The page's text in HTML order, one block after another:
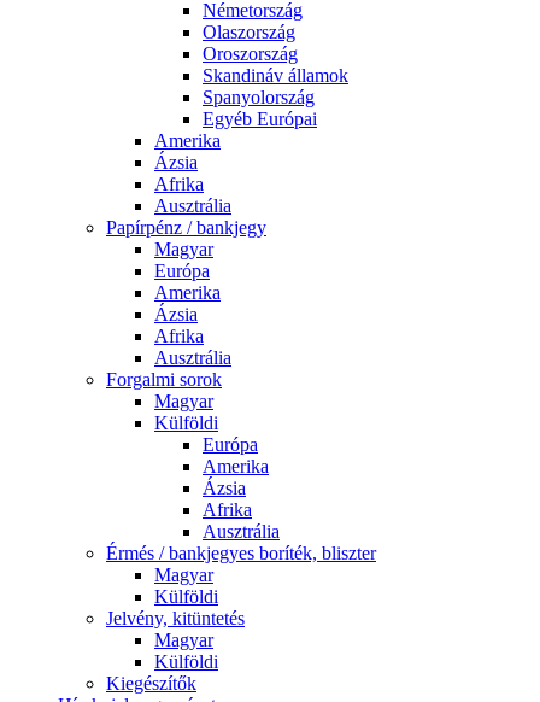
Németország
Olaszország
Oroszország
Skandináv államok
Spanyolország
Egyéb Európai
Amerika
Ázsia
Afrika
Ausztrália
Papírpénz / bankjegy
Magyar
Európa
Amerika
Ázsia
Afrika
Ausztrália
Forgalmi sorok
Magyar
Külföldi
Európa
Amerika
Ázsia
Afrika
Ausztrália
Érmés / bankjegyes boríték, bliszter
Magyar
Külföldi
Jelvény, kitüntetés
Magyar
Külföldi
Kiegészítők